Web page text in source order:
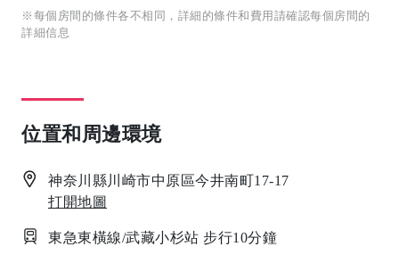
※每個房間的條件各不相同，詳細的條件和費用請確認每個房間的
詳細信息
位置和周邊環境
神奈川縣川崎市中原區今井南町17-17
打開地圖
東急東橫線/武藏小杉站 步行10分鐘